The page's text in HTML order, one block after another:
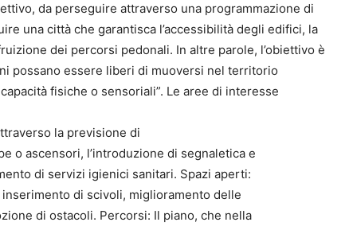
da perseguire attraverso una programmazione di
una città che garantisca l’accessibilità degli edifici, la
dei percorsi pedonali. In altre parole, l’obiettivo è
possano essere liberi di muoversi nel territorio
fisiche o sensoriali”. Le aree di interesse
la previsione di
o ascensori, l’introduzione di segnaletica e
di servizi igienici sanitari. Spazi aperti:
di scivoli, miglioramento delle
di ostacoli. Percorsi: Il piano, che nella